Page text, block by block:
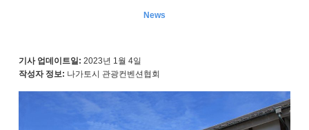
News
기사 업데이트일: 2023년 1월 4일
작성자 정보: 나가토시 관광컨벤션협회